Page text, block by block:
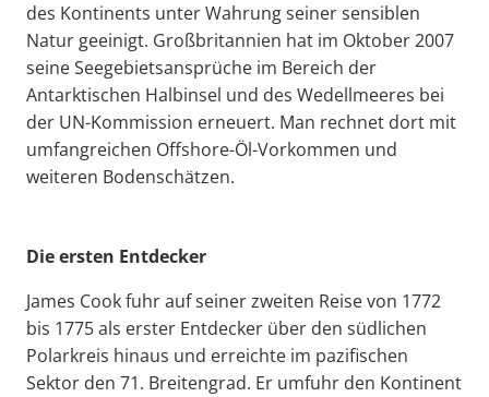
des Kontinents unter Wahrung seiner sensiblen
Natur geeinigt. Großbritannien hat im Oktober 2007
seine Seegebietsansprüche im Bereich der
Antarktischen Halbinsel und des Wedellmeeres bei
der UN-Kommission erneuert. Man rechnet dort mit
umfangreichen Offshore-Öl-Vorkommen und
weiteren Bodenschätzen.
Die ersten Entdecker
James Cook fuhr auf seiner zweiten Reise von 1772
bis 1775 als erster Entdecker über den südlichen
Polarkreis hinaus und erreichte im pazifischen
Sektor den 71. Breitengrad. Er umfuhr den Kontinent